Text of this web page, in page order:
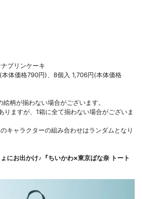
プリンケーキ
体価格790円)、8個入 1,706円(本体価格
柄が揃わない場合がございます。
りますが、1箱に全て揃わない場合がございま
キャラクターの組み合わせはランダムとなり
にお出かけ♪『ちいかわ×東京ばな奈 トート